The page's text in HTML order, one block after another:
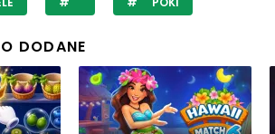
DODANE